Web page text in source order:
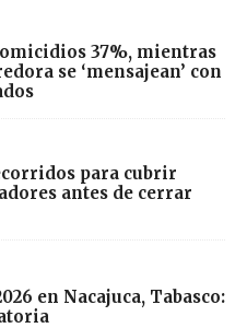
37%, mientras
se ‘mensajean’ con
para cubrir
antes de cerrar
en Nacajuca, Tabasco: